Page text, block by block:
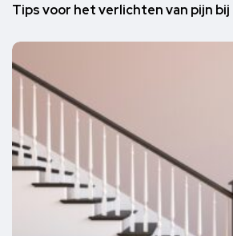
Tips voor het verlichten van pijn